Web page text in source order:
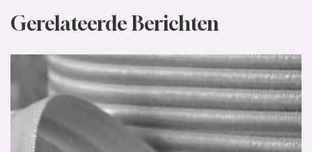
Gerelateerde Berichten